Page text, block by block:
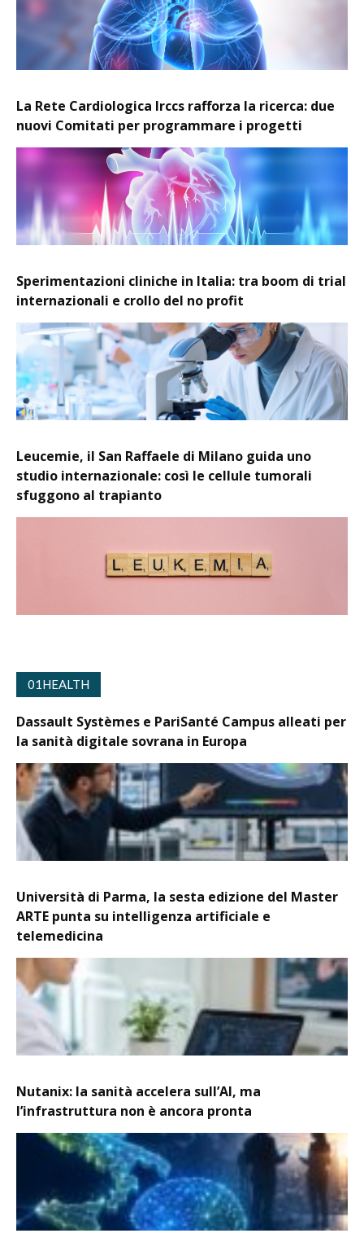
La Rete Cardiologica Irccs rafforza la ricerca: due
nuovi Comitati per programmare i progetti
Sperimentazioni cliniche in Italia: tra boom di trial
internazionali e crollo del no profit
Leucemie, il San Raffaele di Milano guida uno
studio internazionale: così le cellule tumorali
sfuggono al trapianto
01HEALTH
Dassault Systèmes e PariSanté Campus alleati per
la sanità digitale sovrana in Europa
Università di Parma, la sesta edizione del Master
ARTE punta su intelligenza artificiale e
telemedicina
Nutanix: la sanità accelera sull’AI, ma
l’infrastruttura non è ancora pronta